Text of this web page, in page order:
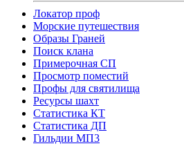
Локатор проф
Морские путешествия
Образы Граней
Поиск клана
Примерочная СП
Просмотр поместий
Профы для святилища
Ресурсы шахт
Статистика КТ
Статистика ДП
Гильдии МП3